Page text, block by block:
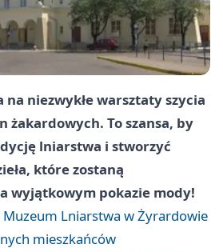
niezwykłe warsztaty szycia
żakardowych. To szansa, by
lniarstwa i stworzyć
które zostaną
wyjątkowym pokazie mody!
Lniarstwa w Żyrardowie
mieszkańców